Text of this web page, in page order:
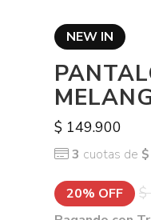
NEW IN
$ 149.900
3 cuotas de
20% OFF $